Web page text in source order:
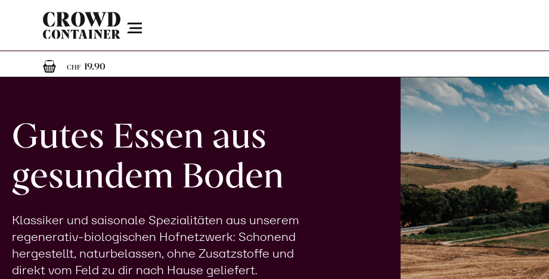
Menu
CHF 19.901 Artikel im Warenkorb
Gutes Essen aus
gesundem Boden
Klassiker und saisonale Spezialitäten aus unserem
regenerativ-biologischen Hofnetzwerk: Schonend
hergestellt, naturbelassen, ohne Zusatzstoffe und
direkt vom Feld zu dir nach Hause geliefert.